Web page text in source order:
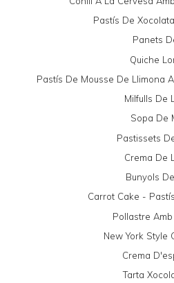
Pastís De
Panets
Quiche
Pastís De Mousse De Llimona
Milfulls De
Sopa De
Pastissets
Crema De
Bunyols
Carrot Cake -
Pollastre
New York Style
Crema
Tarta